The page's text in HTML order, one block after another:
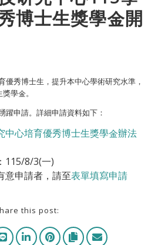
博士生獎學金開
優秀博士生，提升本中心學術研究水準，
學金。
躍申請。詳細申請資料如下：
中心培育優秀博士生獎學金辦法
115/8/3(一)
意申請者，請至表單填寫申請
this post: